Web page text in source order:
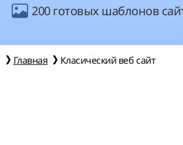
200 готовых шаблонов
Главная Класический веб сайт